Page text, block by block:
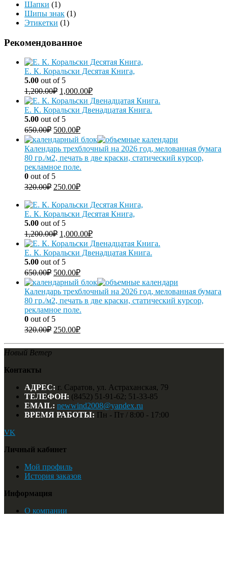
Шапки (1)
Шипы знак (1)
Этикетки (1)
Рекомендованное
Е. К. Коральски Десятая Книга,
5.00 out of 5
1,200.00₽ 1,000.00₽
Е. К. Коральски Двенадцатая Книга.
5.00 out of 5
650.00₽ 500.00₽
Календарь трехблочный на 2026 год, мелованная бумага
80 гр./м2, печать в две краски, статический курсор,
рекламное поле.
0 out of 5
320.00₽ 250.00₽
Е. К. Коральски Десятая Книга,
5.00 out of 5
1,200.00₽ 1,000.00₽
Е. К. Коральски Двенадцатая Книга.
5.00 out of 5
650.00₽ 500.00₽
Календарь трехблочный на 2026 год, мелованная бумага
80 гр./м2, печать в две краски, статический курсор,
рекламное поле.
0 out of 5
320.00₽ 250.00₽
Новый Ветер
Контакты
АДРЕС: г. Саратов, ул. Астраханская, 79
ТЕЛЕФОН: (8452) 51-91-62; 51-33-85
EMAIL: newwind2008@yandex.ru
ВРЕМЯ РАБОТЫ: Пн - Пт / 8:00 - 17:00
VK
Личный кабинет
Мой профиль
История заказов
Информация
О компании